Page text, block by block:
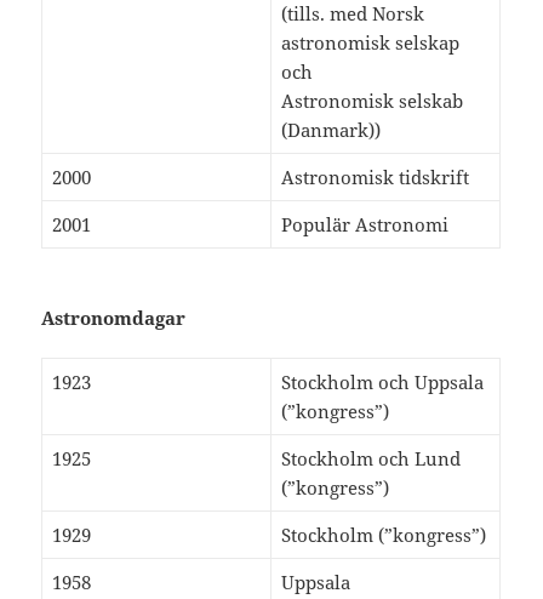
(tills. med Norsk
astronomisk selskap
och
Astronomisk selskab
(Danmark))
2000
Astronomisk tidskrift
2001
Populär Astronomi
Astronomdagar
1923
Stockholm och Uppsala
(”kongress”)
1925
Stockholm och Lund
(”kongress”)
1929
Stockholm (”kongress”)
1958
Uppsala